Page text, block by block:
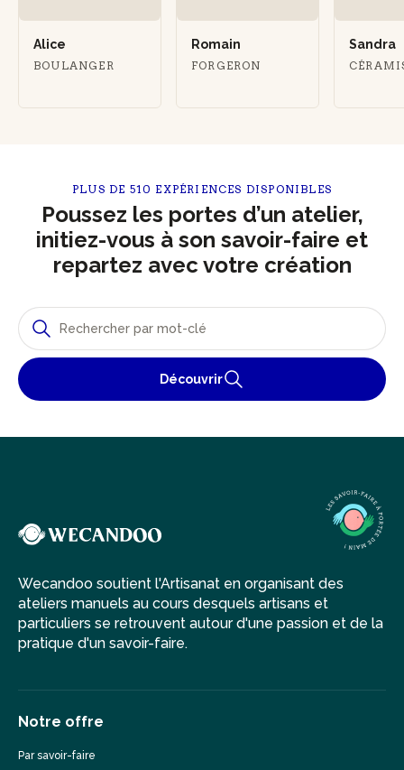
Alice
BOULANGER
Romain
FORGERON
Sandra
PLUS DE 510 EXPÉRIENCES DISPONIBLES
Poussez les portes d’un atelier,
initiez-vous à son savoir-faire et
repartez avec votre création
Découvrir
Wecandoo soutient l'Artisanat en organisant des
ateliers manuels au cours desquels artisans et
particuliers se retrouvent autour d'une passion et de la
pratique d'un savoir-faire.
Notre offre
Par savoir-faire